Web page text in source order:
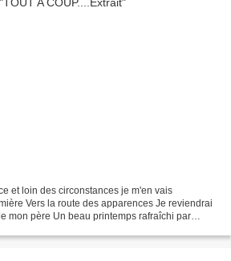
et loin des circonstances je m'en vais
Vers la route des apparences Je reviendrai
mon père Un beau printemps rafraîchi par